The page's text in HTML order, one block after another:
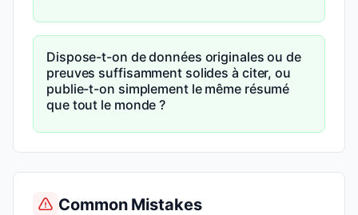
Dispose-t-on de données originales ou de
preuves suffisamment solides à citer, ou
publie-t-on simplement le même résumé
que tout le monde ?
Common Mistakes